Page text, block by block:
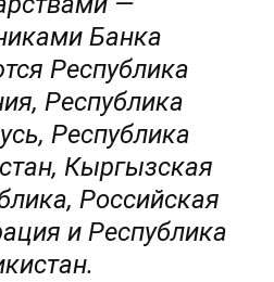
Банка
Республика
Республика
Республика
Кыргызская
Российская
и Республика